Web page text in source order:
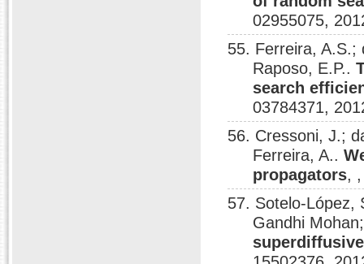
02955075,
55. Ferreira, A.S.;
Raposo, E.P..
search
03784371,
56. Cressoni, J.;
Ferreira, A..
propagators,
57. Sotelo-López,
Gandhi